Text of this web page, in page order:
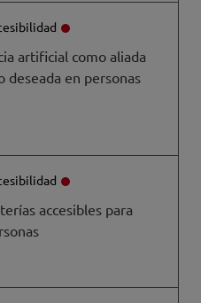
artificial como aliada
deseada en personas
accesibles para